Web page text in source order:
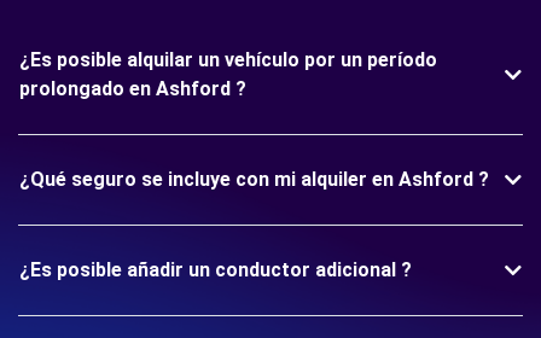
¿Es posible alquilar un vehículo por un período
prolongado en Ashford ?
¿Qué seguro se incluye con mi alquiler en Ashford ?
¿Es posible añadir un conductor adicional ?